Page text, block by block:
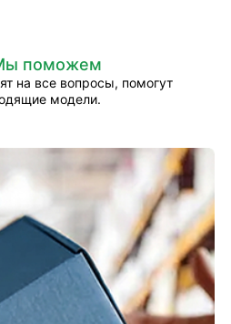
поможем
на все вопросы, помогут
модели.